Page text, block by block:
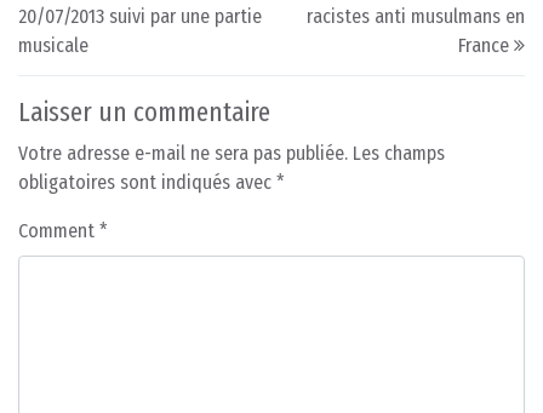
20/07/2013 suivi par une partie
musicale
racistes anti musulmans en
France
Laisser un commentaire
Votre adresse e-mail ne sera pas publiée. Les champs
obligatoires sont indiqués avec *
Comment *